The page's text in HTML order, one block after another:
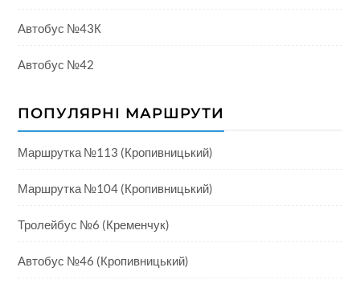
Автобус №43К
Автобус №42
ПОПУЛЯРНІ МАРШРУТИ
Маршрутка №113 (Кропивницький)
Маршрутка №104 (Кропивницький)
Тролейбус №6 (Кременчук)
Автобус №46 (Кропивницький)